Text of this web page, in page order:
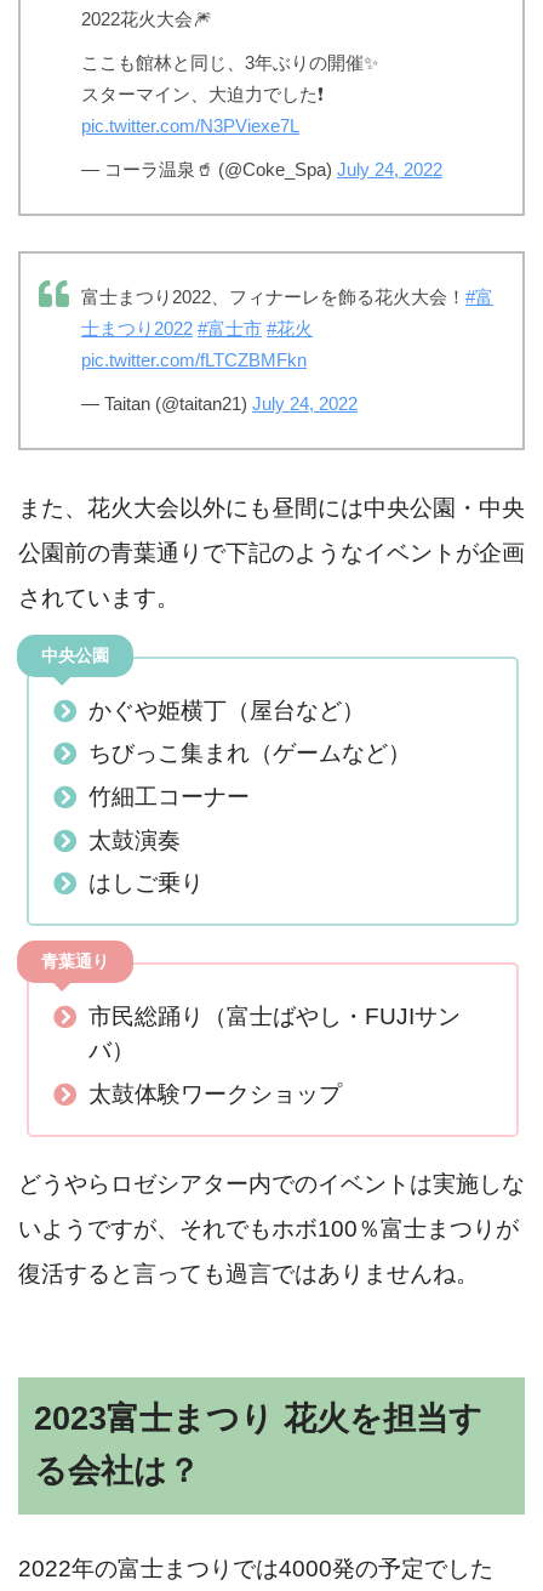
2022花火大会🎆
ここも館林と同じ、3年ぶりの開催✨
スターマイン、大迫力でした❗️
pic.twitter.com/N3PViexe7L
— コーラ温泉🥤 (@Coke_Spa) July 24, 2022
富士まつり2022、フィナーレを飾る花火大会！ #富
士まつり2022 #富士市 #花火
pic.twitter.com/fLTCZBMFkn
— Taitan (@taitan21) July 24, 2022
また、花火大会以外にも昼間には中央公園・中央
公園前の青葉通りで下記のようなイベントが企画
されています。
中央公園
かぐや姫横丁（屋台など）
ちびっこ集まれ（ゲームなど）
竹細工コーナー
太鼓演奏
はしご乗り
青葉通り
市民総踊り（富士ばやし・FUJIサン
バ）
太鼓体験ワークショップ
どうやらロゼシアター内でのイベントは実施しな
いようですが、それでもホボ100％富士まつりが
復活すると言っても過言ではありませんね。
2023富士まつり 花火を担当す
る会社は？
2022年の富士まつりでは4000発の予定でした